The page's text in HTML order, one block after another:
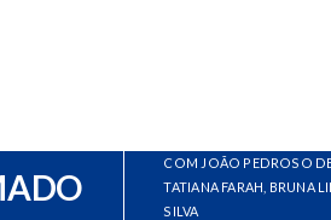
COM JOÃO PEDROSO
TATIANA FARAH, BRUNA
SILVA